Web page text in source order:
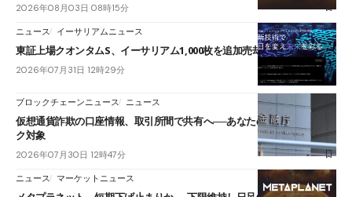
2026年08月03日 08時15分
ニュース イーサリアムニュース
東証上場クオンタムS、イーサリアム1,000枚を追加売却
2026年07月31日 12時29分
ブロックチェーンニュース ニュース
仮想通貨詐欺の口座情報、取引所間で共有へ──あなたの送金先もチェッ
ク対象
2026年07月30日 12時47分
ニュース マーケットニュース